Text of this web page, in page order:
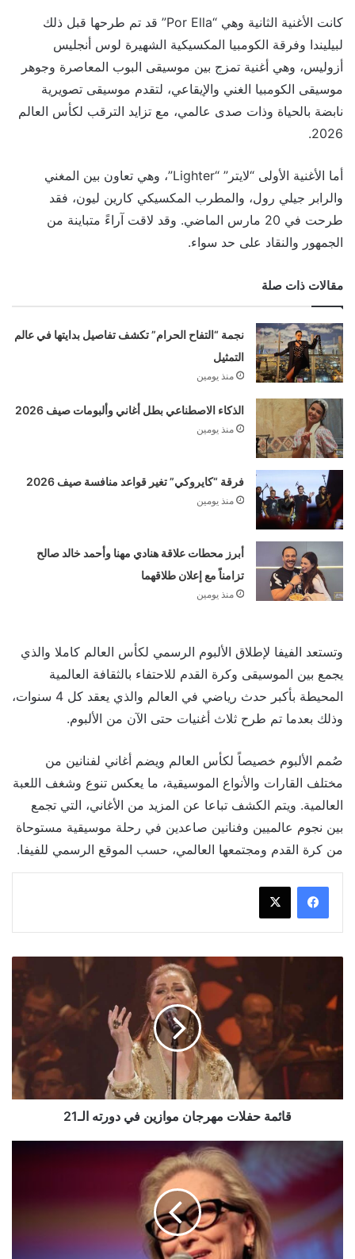
كانت الأغنية الثانية وهي “Por Ella” قد تم طرحها قبل ذلك
لبيليندا وفرقة الكومبيا المكسيكية الشهيرة لوس أنجليس
أزوليس، وهي أغنية تمزج بين موسيقى البوب ​​المعاصرة وجوهر
موسيقى الكومبيا الغني والإيقاعي، لتقدم موسيقى تصويرية
نابضة بالحياة وذات صدى عالمي، مع تزايد الترقب لكأس العالم
2026.
أما الأغنية الأولى “لايتر” “Lighter”، وهي تعاون بين المغني
والرابر جيلي رول، والمطرب المكسيكي كارين ليون، فقد
طرحت في 20 مارس الماضي. وقد لاقت آراءً متباينة من
الجمهور والنقاد على حد سواء.
مقالات ذات صلة
نجمة “التفاح الحرام” تكشف تفاصيل بدايتها في عالم
التمثيل
منذ يومين
الذكاء الاصطناعي بطل أغاني وألبومات صيف 2026
منذ يومين
فرقة “كايروكي” تغير قواعد منافسة صيف 2026
منذ يومين
أبرز محطات علاقة هنادي مهنا وأحمد خالد صالح
تزامناً مع إعلان طلاقهما
منذ يومين
وتستعد الفيفا لإطلاق الألبوم الرسمي لكأس العالم كاملا والذي
يجمع بين الموسيقى وكرة القدم للاحتفاء بالثقافة العالمية
المحيطة بأكبر حدث رياضي في العالم والذي يعقد كل 4 سنوات،
وذلك بعدما تم طرح ثلاث أغنيات حتى الآن من الألبوم.
صُمم الألبوم خصيصاً لكأس العالم ويضم أغاني لفنانين من
مختلف القارات والأنواع الموسيقية، ما يعكس تنوع وشغف اللعبة
العالمية. ويتم الكشف تباعا عن المزيد من الأغاني، التي تجمع
بين نجوم عالميين وفنانين صاعدين في رحلة موسيقية مستوحاة
من كرة القدم ومجتمعها العالمي، حسب الموقع الرسمي للفيفا.
مهرجان
موازين
دورته
قائمة حفلات مهرجان موازين في دورته الـ21
مرتفعة
"The
Devil
Wears
Prada